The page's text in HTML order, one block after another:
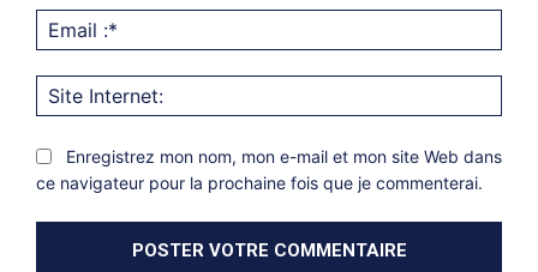
:*
Enregistrez mon nom, mon e-mail et mon site Web dans
ce navigateur pour la prochaine fois que je commenterai.